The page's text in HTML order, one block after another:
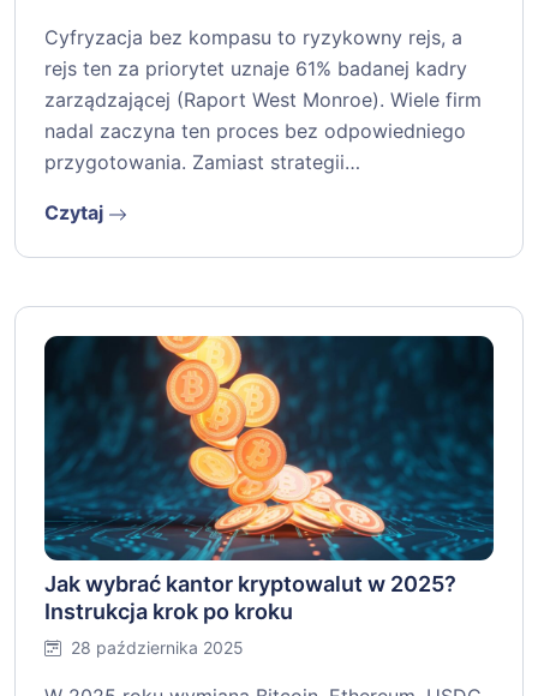
Cyfryzacja bez kompasu to ryzykowny rejs, a
rejs ten za priorytet uznaje 61% badanej kadry
zarządzającej (Raport West Monroe). Wiele firm
nadal zaczyna ten proces bez odpowiedniego
przygotowania. Zamiast strategii…
Czytaj
Jak wybrać kantor kryptowalut w 2025?
Instrukcja krok po kroku
28 października 2025